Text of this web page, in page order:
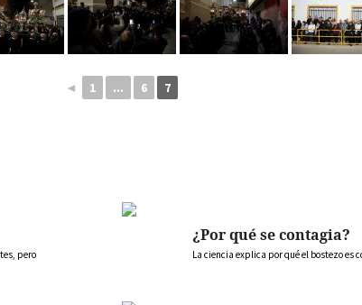
◄ 1 ... 6 7
pero
¿Por qué se contagia?
La ciencia explica por qué el bostezo es